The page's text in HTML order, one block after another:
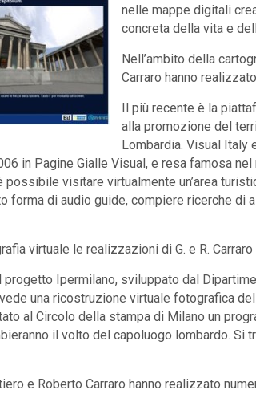
nelle mappe digitali
concreta della vita e
Nell’ambito della
Carraro hanno
Il più recente è la
alla promozione del
Lombardia. Visual Italy
in Pagine Gialle Visual, e resa famosa
visitare virtualmente un’area
forma di audio guide, compiere ricerche
virtuale le realizzazioni di G. e R.
Ipermilano, sviluppato dal
una ricostruzione virtuale fotografica
al Circolo della stampa di Milano un
il volto del capoluogo lombardo. Si
e Roberto Carraro hanno realizzato